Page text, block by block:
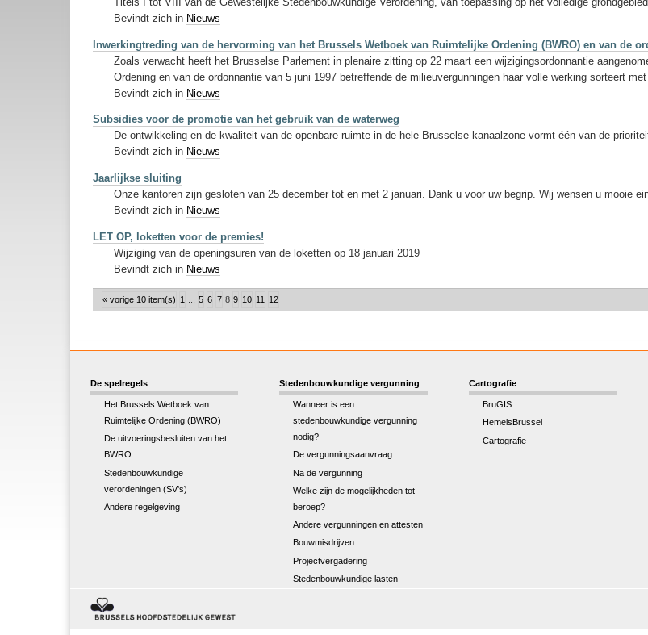
Bevindt zich in Nieuws
Inwerkingtreding van de hervorming van het Brussels Wetboek van Ruimtelijke Ordening (BWRO) en van de
Zoals verwacht heeft het Brusselse Parlement in plenaire zitting op 22 maart een wijzigingsordonnantie
Ordening en van de ordonnantie van 5 juni 1997 betreffende de milieuvergunningen haar volle werking sorteert
Bevindt zich in Nieuws
Subsidies voor de promotie van het gebruik van de waterweg
De ontwikkeling en de kwaliteit van de openbare ruimte in de hele Brusselse kanaalzone vormt één van de
Bevindt zich in Nieuws
Jaarlijkse sluiting
Onze kantoren zijn gesloten van 25 december tot en met 2 januari. Dank u voor uw begrip. Wij wensen u mooie
Bevindt zich in Nieuws
LET OP, loketten voor de premies!
Wijziging van de openingsuren van de loketten op 18 januari 2019
Bevindt zich in Nieuws
« vorige 10 item(s) 1 5 6 7 8 9 10 11 12
De spelregels
Het Brussels Wetboek van
Ruimtelijke Ordening (BWRO)
De uitvoeringsbesluiten van het
BWRO
Stedenbouwkundige
verordeningen (SV's)
Andere regelgeving
Stedenbouwkundige vergunning
Wanneer is een
stedenbouwkundige vergunning
nodig?
De vergunningsaanvraag
Na de vergunning
Welke zijn de mogelijkheden tot
beroep?
Andere vergunningen en attesten
Bouwmisdrijven
Projectvergadering
Stedenbouwkundige lasten
Cartografie
BruGIS
HemelsBrussel
Cartografie